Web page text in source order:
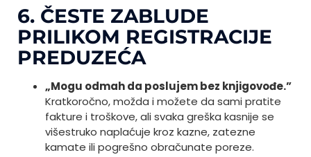
6. ČESTE ZABLUDE
PRILIKOM REGISTRACIJE
PREDUZEĆA
„Mogu odmah da poslujem bez knjigovođe.”
Kratkoročno, možda i možete da sami pratite
fakture i troškove, ali svaka greška kasnije se
višestruko naplaćuje kroz kazne, zatezne
kamate ili pogrešno obračunate poreze.